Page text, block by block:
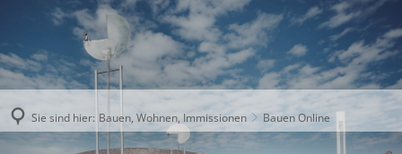
Sie sind hier: Bauen, Wohnen, Immissionen Bauen Online